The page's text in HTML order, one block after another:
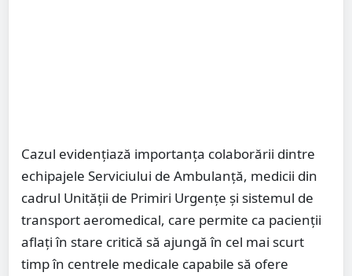
Cazul evidențiază importanța colaborării dintre
echipajele Serviciului de Ambulanță, medicii din
cadrul Unității de Primiri Urgențe și sistemul de
transport aeromedical, care permite ca pacienții
aflați în stare critică să ajungă în cel mai scurt
timp în centrele medicale capabile să ofere